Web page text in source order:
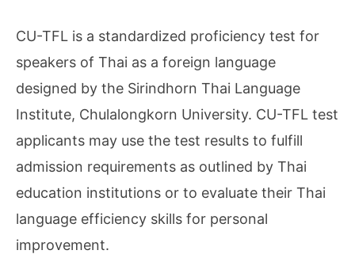
CU-TFL is a standardized proficiency test for
speakers of Thai as a foreign language
designed by the Sirindhorn Thai Language
Institute, Chulalongkorn University. CU-TFL test
applicants may use the test results to fulfill
admission requirements as outlined by Thai
education institutions or to evaluate their Thai
language efficiency skills for personal
improvement.